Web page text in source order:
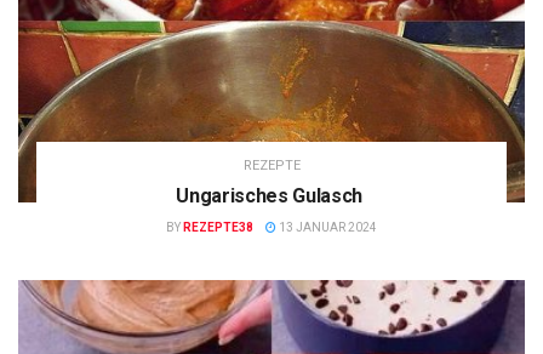
REZEPTE
Ungarisches Gulasch
BY REZEPTE38 13 JANUAR 2024